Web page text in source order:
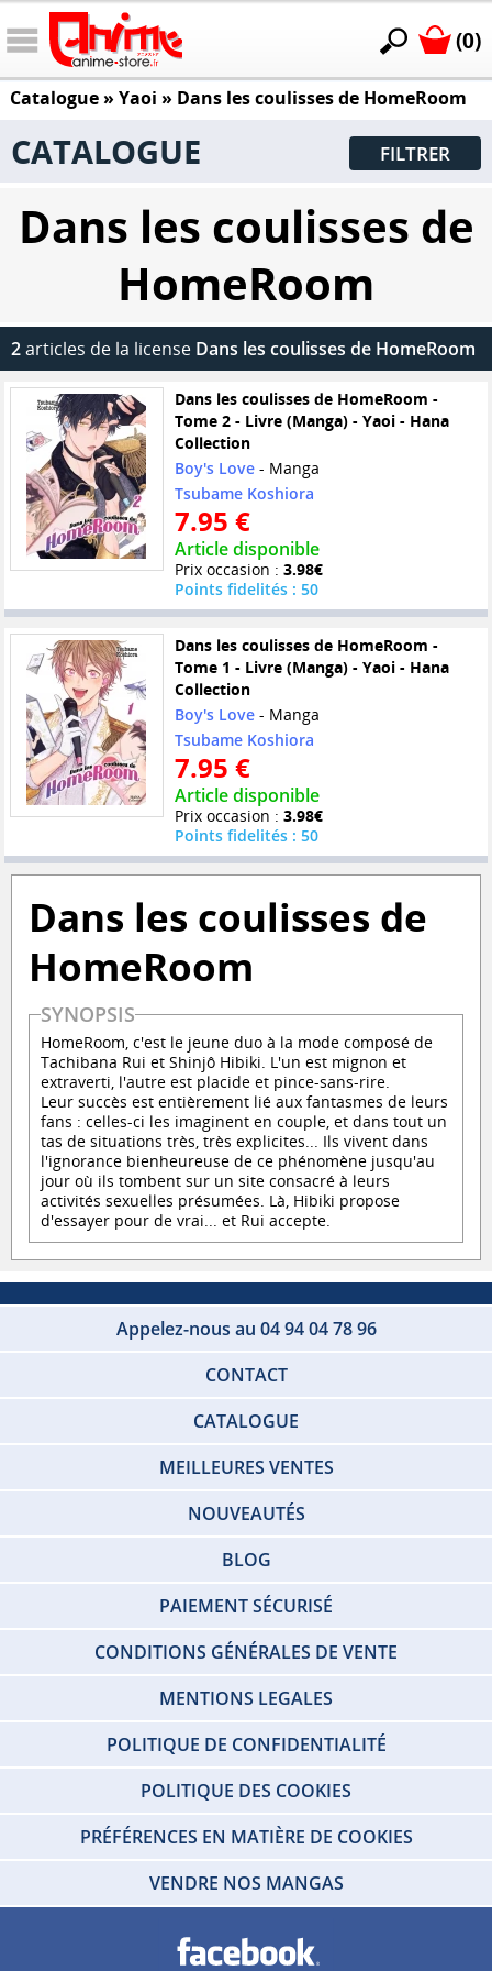
(0)
Catalogue» Yaoi » Dans les coulisses de HomeRoom
CATALOGUE FILTRER
Dans les coulisses de
HomeRoom
2articles de la license Dans les coulisses de HomeRoom
Dans les coulisses de HomeRoom -
Tome 2 - Livre (Manga) - Yaoi - Hana
Collection
Boy's Love- Manga
Tsubame Koshiora
7.95 €
Article disponible
Prix occasion : 3.98€
Points fidelités : 50
Dans les coulisses de HomeRoom -
Tome 1 - Livre (Manga) - Yaoi - Hana
Collection
Boy's Love- Manga
Tsubame Koshiora
7.95 €
Article disponible
Prix occasion : 3.98€
Points fidelités : 50
Dans les coulisses de
HomeRoom
SYNOPSIS
HomeRoom, c'est le jeune duo à la mode composé de
Tachibana Rui et Shinjô Hibiki. L'un est mignon et
extraverti, l'autre est placide et pince-sans-rire.
Leur succès est entièrement lié aux fantasmes de leurs
fans : celles-ci les imaginent en couple, et dans tout un
tas de situations très, très explicites... Ils vivent dans
l'ignorance bienheureuse de ce phénomène jusqu'au
jour où ils tombent sur un site consacré à leurs
activités sexuelles présumées. Là, Hibiki propose
d'essayer pour de vrai... et Rui accepte.
Appelez-nous au 04 94 04 78 96
CONTACT
CATALOGUE
MEILLEURES VENTES
NOUVEAUTÉS
BLOG
PAIEMENT SÉCURISÉ
CONDITIONS GÉNÉRALES DE VENTE
MENTIONS LEGALES
POLITIQUE DE CONFIDENTIALITÉ
POLITIQUE DES COOKIES
PRÉFÉRENCES EN MATIÈRE DE COOKIES
VENDRE NOS MANGAS